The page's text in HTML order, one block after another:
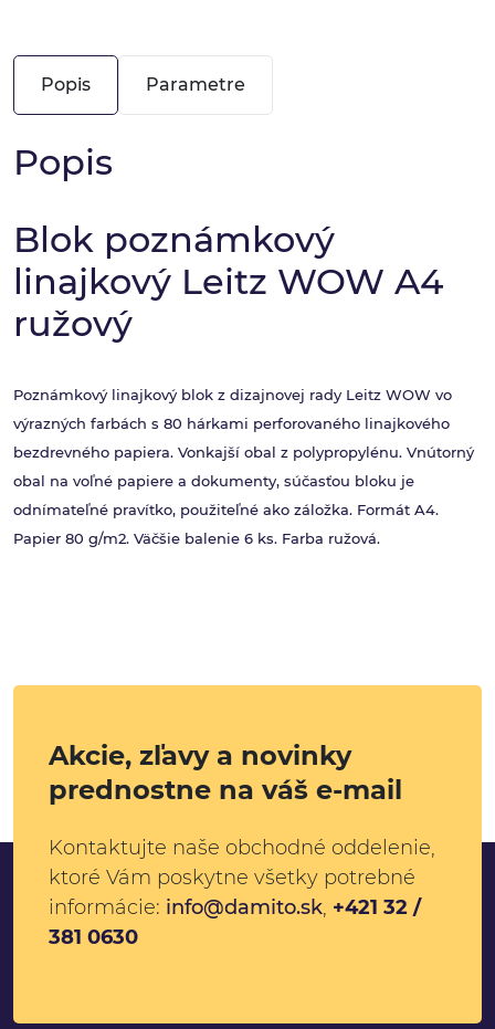
Popis Parametre
Popis
Blok poznámkový
linajkový Leitz WOW A4
ružový
Poznámkový linajkový blok z dizajnovej rady Leitz WOW vo
výrazných farbách s 80 hárkami perforovaného linajkového
bezdrevného papiera. Vonkajší obal z polypropylénu. Vnútorný
obal na voľné papiere a dokumenty, súčasťou bloku je
odnímateľné pravítko, použiteľné ako záložka. Formát A4.
Papier 80 g/m2. Väčšie balenie 6 ks. Farba ružová.
Akcie, zľavy a novinky
prednostne na váš e-mail
Kontaktujte naše obchodné oddelenie,
ktoré Vám poskytne všetky potrebné
informácie: info@damito.sk, +421 32 /
381 0630